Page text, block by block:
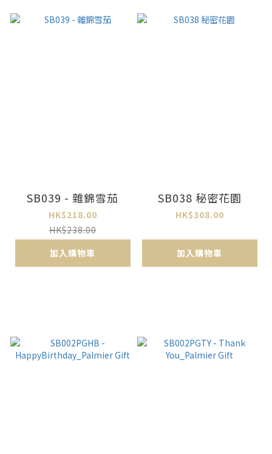
SB039 - 雜錦雪茄
HK$218.00
HK$238.00
加入購物車
SB038 秘密花園
HK$308.00
加入購物車